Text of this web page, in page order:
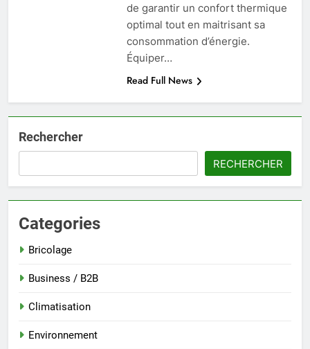
de garantir un confort thermique
optimal tout en maitrisant sa
consommation d’énergie.
Équiper…
Read Full News
Rechercher
RECHERCHER
Categories
Bricolage
Business / B2B
Climatisation
Environnement